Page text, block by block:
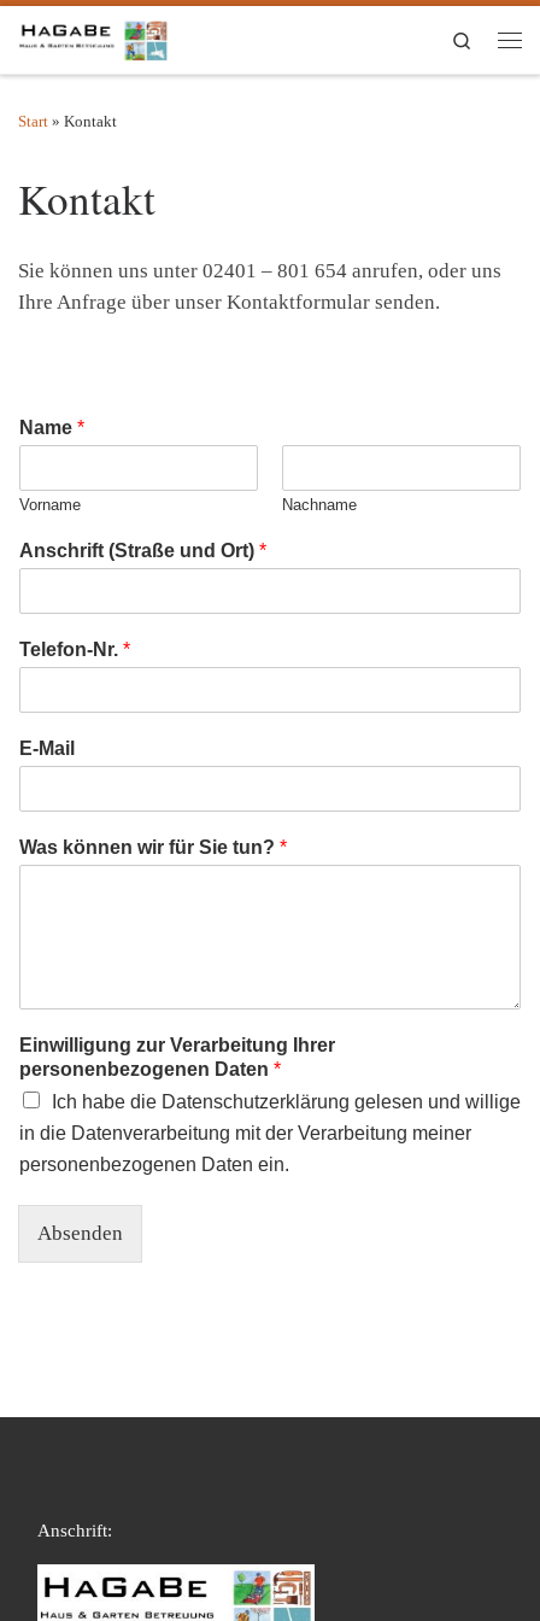
Zum Inhalt springen
Search
Start » Kontakt
Kontakt
Sie können uns unter 02401 – 801 654 anrufen, oder uns
Ihre Anfrage über unser Kontaktformular senden.
Name *
Vorname Nachname
Anschrift (Straße und Ort) *
Telefon-Nr. *
E-Mail
Was können wir für Sie tun? *
Einwilligung zur Verarbeitung Ihrer
personenbezogenen Daten *
Ich habe die Datenschutzerklärung gelesen und willige
in die Datenverarbeitung mit der Verarbeitung meiner
personenbezogenen Daten ein.
Absenden
Anschrift: